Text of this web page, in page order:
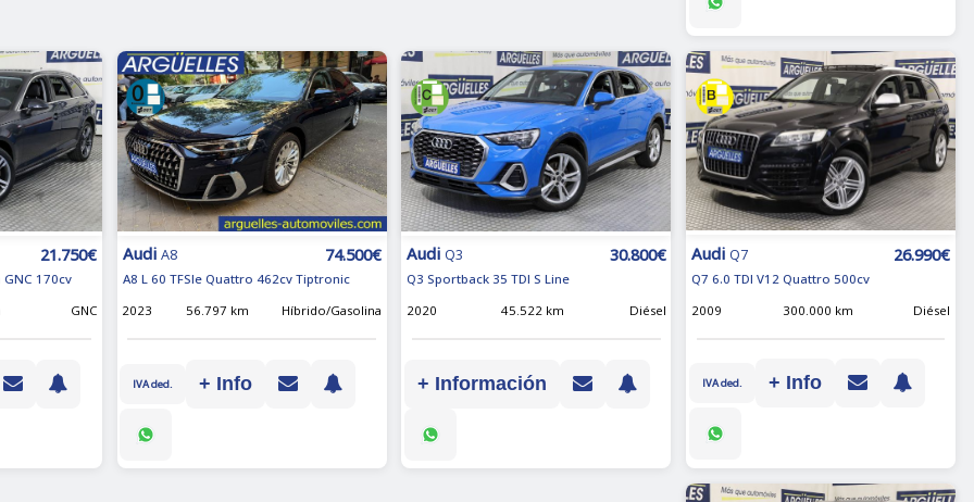
21.750€
GNC 170cv
GNC
Audi A8 74.500€
A8 L 60 TFSIe Quattro 462cv Tiptronic
2023
56.797 km Híbrido/Gasolina
IVA ded. + Info
Audi Q3 30.800€
Q3 Sportback 35 TDI S Line
2020
45.522 km Diésel
+ Información
Audi Q7 26.990€
Q7 6.0 TDI V12 Quattro 500cv
2009
300.000 km Diésel
IVA ded. + Info